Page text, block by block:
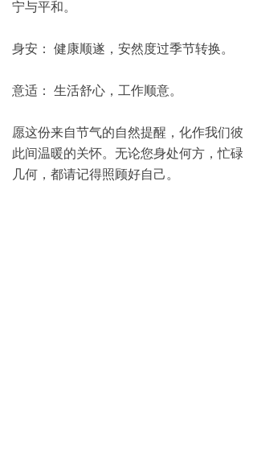
宁与平和。
身安： 健康顺遂，安然度过季节转换。
意适： 生活舒心，工作顺意。
愿这份来自节气的自然提醒，化作我们彼
此间温暖的关怀。无论您身处何方，忙碌
几何，都请记得照顾好自己。